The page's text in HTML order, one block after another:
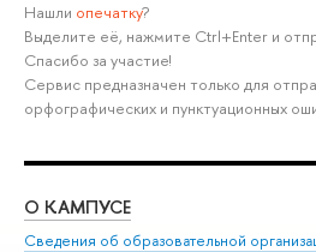
Нашли опечатку?
Выделите её, нажмите Ctrl+Enter и
Спасибо за участие!
Сервис предназначен только для
орфографических и пунктуационных
О КАМПУСЕ
Сведения об образовательной